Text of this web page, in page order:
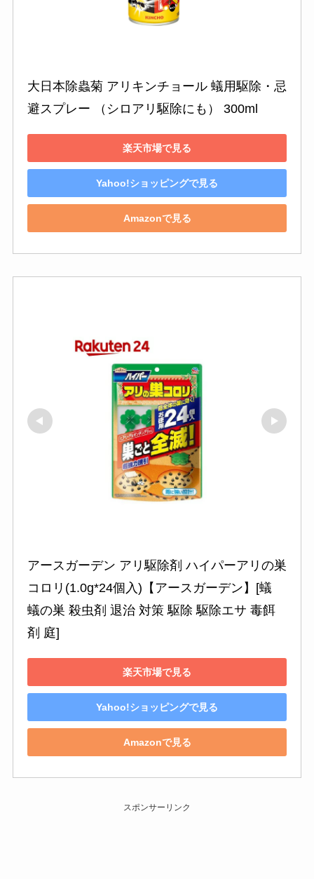
大日本除蟲菊 アリキンチョール 蟻用駆除・忌
避スプレー （シロアリ駆除にも） 300ml
楽天市場で見る
Yahoo!ショッピングで見る
Amazonで見る
アースガーデン アリ駆除剤 ハイパーアリの巣
コロリ(1.0g*24個入)【アースガーデン】[蟻
蟻の巣 殺虫剤 退治 対策 駆除 駆除エサ 毒餌
剤 庭]
楽天市場で見る
Yahoo!ショッピングで見る
Amazonで見る
スポンサーリンク